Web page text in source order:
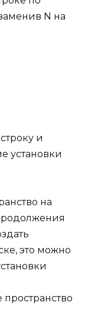
N на
и
установки
на
это можно